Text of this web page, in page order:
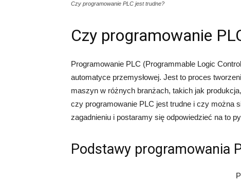
Czy programowanie PLC jest trudne?
Czy programowanie
Programowanie PLC (Programmable Logic
automatyce przemysłowej. Jest to proces
maszyn w różnych branżach, takich jak
czy programowanie PLC jest trudne i czy można
zagadnieniu i postaramy się odpowiedzieć na to
Podstawy programowania